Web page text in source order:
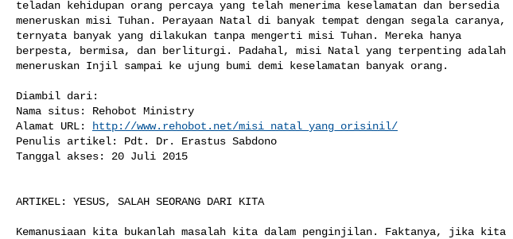
teladan kehidupan orang percaya yang telah menerima keselamatan dan bersedia
meneruskan misi Tuhan. Perayaan Natal di banyak tempat dengan segala caranya,
ternyata banyak yang dilakukan tanpa mengerti misi Tuhan. Mereka hanya
berpesta, bermisa, dan berliturgi. Padahal, misi Natal yang terpenting adalah
meneruskan Injil sampai ke ujung bumi demi keselamatan banyak orang.
Diambil dari:
Nama situs: Rehobot Ministry
Alamat URL:
http://www.rehobot.net/misi_natal_yang_orisinil/
Penulis artikel: Pdt. Dr. Erastus Sabdono
Tanggal akses: 20 Juli 2015
ARTIKEL: YESUS, SALAH SEORANG DARI KITA
Kemanusiaan kita bukanlah masalah kita dalam penginjilan. Faktanya, jika kita